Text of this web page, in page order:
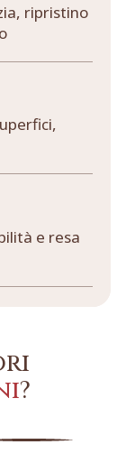
ripristino
e resa
?